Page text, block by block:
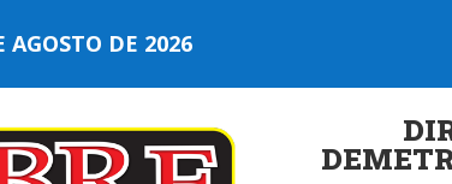
AGOSTO DE 2026